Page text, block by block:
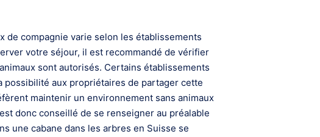
de compagnie varie selon les établissements
votre séjour, il est recommandé de vérifier
sont autorisés. Certains établissements
possibilité aux propriétaires de partager cette
maintenir un environnement sans animaux
donc conseillé de se renseigner au préalable
une cabane dans les arbres en Suisse se